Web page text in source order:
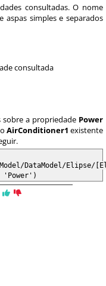
consultadas. O nome
simples e separados
consultada
a propriedade Power
AirConditioner1 existente
DataModel/Elipse/
'Power')